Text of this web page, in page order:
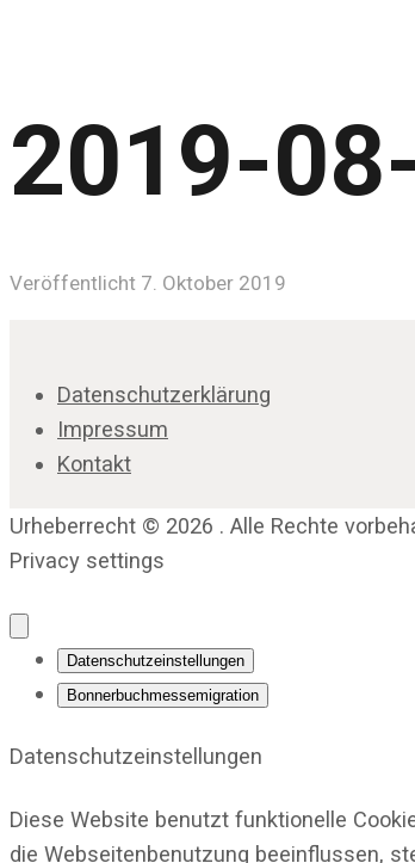
2019-
Veröffentlicht 7. Oktober 2019
Datenschutzerklärung
Impressum
Kontakt
Urheberrecht © 2026 . Alle Rechte
Privacy settings
Datenschutzeinstellungen
Bonnerbuchmessemigration
Datenschutzeinstellungen
Diese Website benutzt funktionelle
die Webseitenbenutzung beeinflussen,